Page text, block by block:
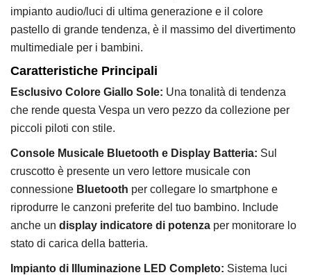
impianto audio/luci di ultima generazione e il colore
pastello di grande tendenza, è il massimo del divertimento
multimediale per i bambini.
Caratteristiche Principali
Esclusivo Colore Giallo Sole: Una tonalità di tendenza
che rende questa Vespa un vero pezzo da collezione per
piccoli piloti con stile.
Console Musicale Bluetooth e Display Batteria: Sul
cruscotto è presente un vero lettore musicale con
connessione Bluetooth per collegare lo smartphone e
riprodurre le canzoni preferite del tuo bambino. Include
anche un display indicatore di potenza per monitorare lo
stato di carica della batteria.
Impianto di Illuminazione LED Completo: Sistema luci